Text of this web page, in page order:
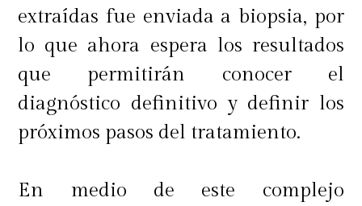
extraídas fue enviada a biopsia, por
lo que ahora espera los resultados
que permitirán conocer el
diagnóstico definitivo y definir los
próximos pasos del tratamiento.
En medio de este complejo